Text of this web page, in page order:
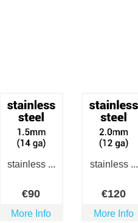
stainless ...
€90
More Info
stainless ...
€120
More Info